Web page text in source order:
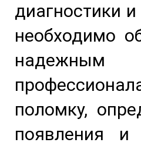
диагностики
необходимо
поломку,
появления и